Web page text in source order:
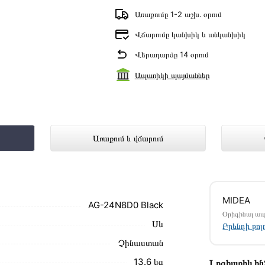
Առաքումը 1-2 աշխ․ օրում
Վճարումը կանխիկ և անկանխիկ
Վերադարձը 14 օրում
Ապառիկի պայմաններ
Առաքում և վճարում
է Technomix առցանց
և վճարման պայմանները վավեր են և
հետ՝ համաձայնեցնելու առաքման
AG-24N8D0 Black
Սև
Չինաստան
13.6 կգ
MIDEA
Օրիգինալ
Բրենդի